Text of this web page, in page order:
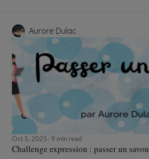
Aurore Dulac
Oct 5, 2025 9 min read
Challenge expression : passer un savon